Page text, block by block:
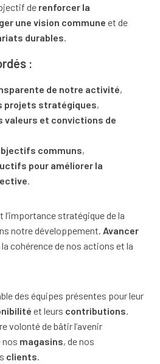
de renforcer la
une vision commune et de
durables
:
de notre activité,
projets stratégiques,
valeurs et convictions de
communs,
pour améliorer la
stratégique de la
notre développement. Avancer
la cohérence de nos actions et la
des équipes présentes pour leur
et leurs contributions
volonté de bâtir l’avenir
nos magasins, de nos
clients